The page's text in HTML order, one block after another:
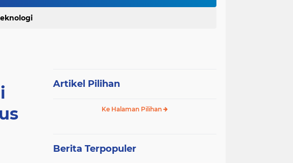
Sabam Rajaguguk Turun ke Pangkatan, Dengarkan Langsung Keluhan dan Harapan Warga
Artikel Pilihan
Ke Halaman Pilihan
Berita Terpopuler